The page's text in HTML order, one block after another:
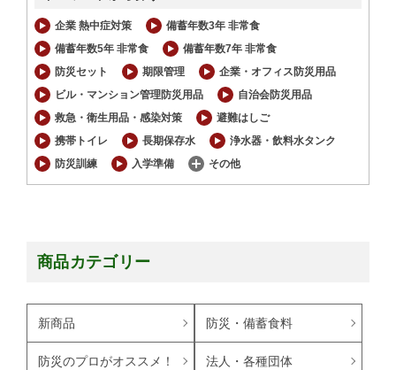
企業 熱中症対策
備蓄年数3年 非常食
備蓄年数5年 非常食
備蓄年数7年 非常食
防災セット
期限管理
企業・オフィス防災用品
ビル・マンション管理防災用品
自治会防災用品
救急・衛生用品・感染対策
避難はしご
携帯トイレ
長期保存水
浄水器・飲料水タンク
防災訓練
入学準備 その他
商品カテゴリー
新商品 防災・備蓄食料
防災のプロがオススメ！ 法人・各種団体